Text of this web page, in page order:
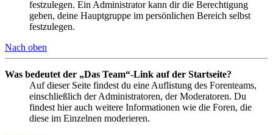
festzulegen. Ein Administrator kann dir die Berechtigung
geben, deine Hauptgruppe im persönlichen Bereich selbst
festzulegen.
Nach oben
Was bedeutet der „Das Team“-Link auf der Startseite?
Auf dieser Seite findest du eine Auflistung des Forenteams,
einschließlich der Administratoren, der Moderatoren. Du
findest hier auch weitere Informationen wie die Foren, die
diese im Einzelnen moderieren.